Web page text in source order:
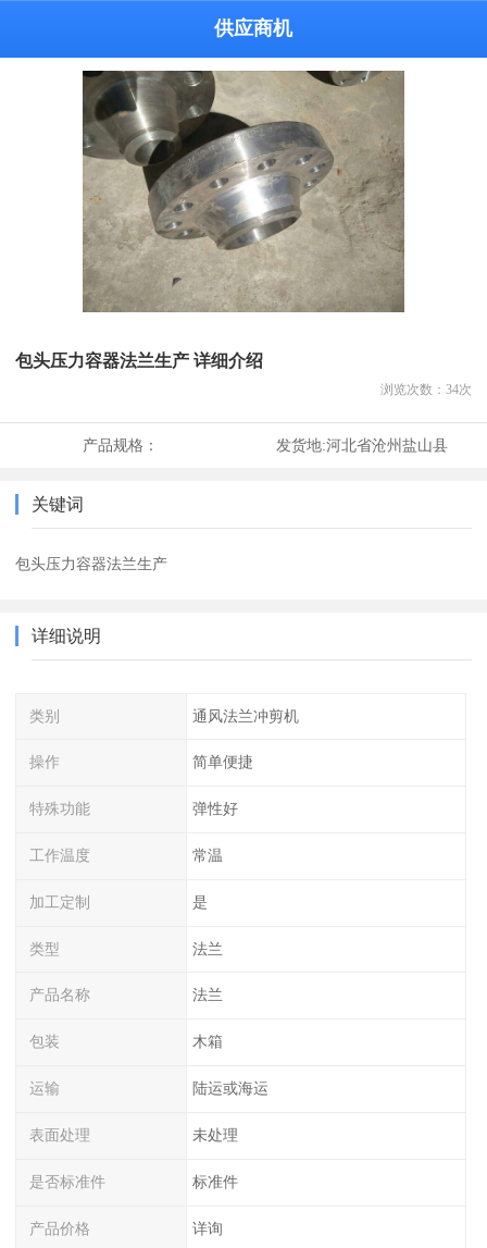
供应商机
包头压力容器法兰生产 详细介绍
浏览次数： 34次
产品规格： 发货地:河北省沧州盐山县
关键词
包头压力容器法兰生产
详细说明
类别 通风法兰冲剪机
操作 简单便捷
特殊功能 弹性好
工作温度 常温
加工定制 是
类型 法兰
产品名称 法兰
包装 木箱
运输 陆运或海运
表面处理 未处理
是否标准件 标准件
产品价格 详询